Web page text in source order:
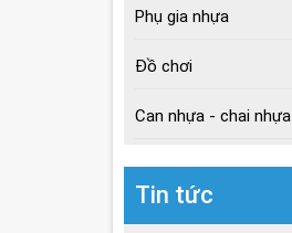
Phụ gia nhựa
Đồ chơi
Can nhựa - chai nhựa
Tin tức